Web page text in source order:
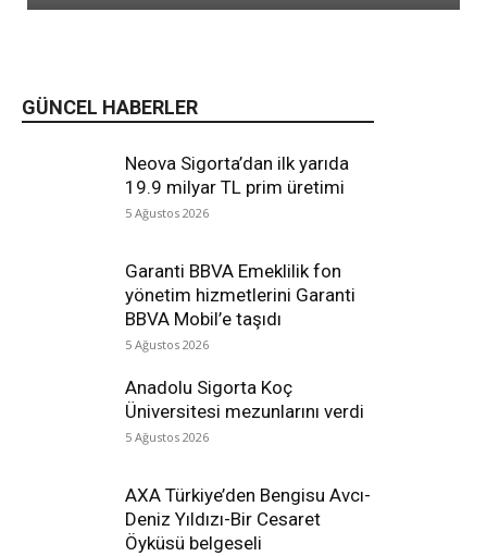
GÜNCEL HABERLER
Neova Sigorta’dan ilk yarıda
19.9 milyar TL prim üretimi
5 Ağustos 2026
Garanti BBVA Emeklilik fon
yönetim hizmetlerini Garanti
BBVA Mobil’e taşıdı
5 Ağustos 2026
Anadolu Sigorta Koç
Üniversitesi mezunlarını verdi
5 Ağustos 2026
AXA Türkiye’den Bengisu Avcı-
Deniz Yıldızı-Bir Cesaret
Öyküsü belgeseli